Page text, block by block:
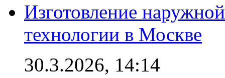
Изготовление
технологии в Москве
30.3.2026, 14:14